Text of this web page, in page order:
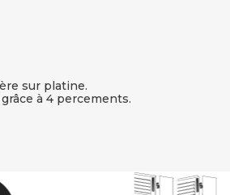
sur platine.
à 4 percements.